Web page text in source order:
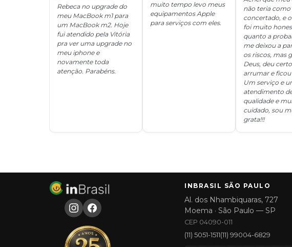
Rebeca no upgrade do
meu MacBook m1 para
um MacBook m2. Hoje
fui atendido pela Vitória
pra ver uma upgrade no
meu iphone e
novamente toda
atenção. Parabéns.
muito tempo levo meus
equipamentos Apple
para serviços com eles.
não teria como
concertado, e
foi muito
quanto a
me deixou a
os riscos, mas
Deus, deu
arrumar e
Um serviço e
atendimento
qualidade e
cuidado, sou
grata!!!
INBRASIL SÃO PAULO
Al. dos Nhambiquaras, 727
Moema · São Paulo — SP
CEP 04090-011
(11) 5051-1511(11) 99004-6829